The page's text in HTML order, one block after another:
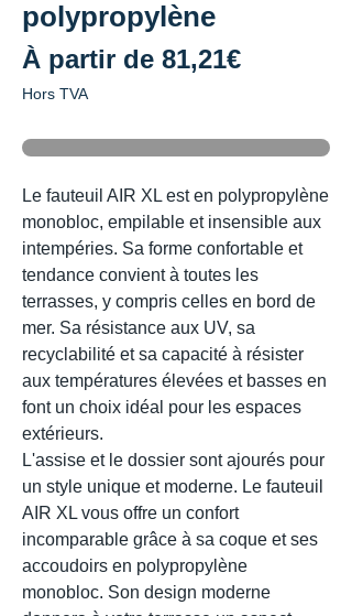
polypropylène
À partir de 81,21€Prix
Hors TVA
Le fauteuil AIR XL est en polypropylène
monobloc, empilable et insensible aux
intempéries. Sa forme confortable et
tendance convient à toutes les
terrasses, y compris celles en bord de
mer. Sa résistance aux UV, sa
recyclabilité et sa capacité à résister
aux températures élevées et basses en
font un choix idéal pour les espaces
extérieurs.
L'assise et le dossier sont ajourés pour
un style unique et moderne. Le fauteuil
AIR XL vous offre un confort
incomparable grâce à sa coque et ses
accoudoirs en polypropylène
monobloc. Son design moderne